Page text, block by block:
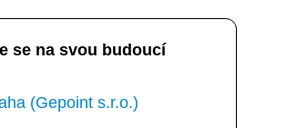
se na svou budoucí
(Gepoint s.r.o.)